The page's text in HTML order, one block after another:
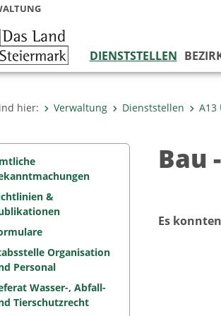
DIENSTSTELLEN
hier: Verwaltung Dienststellen A13
&
Organisation
Personal
Wasser-, Abfall-
Tierschutzrecht
Bau
Es